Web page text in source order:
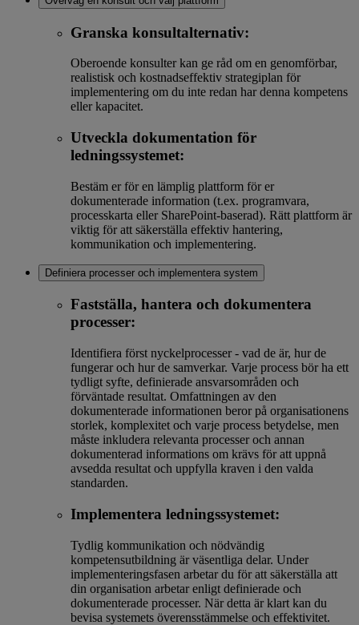
Granska konsultalternativ:
Oberoende konsulter kan ge råd om en genomförbar,
realistisk och kostnadseffektiv strategiplan för
implementering om du inte redan har denna kompetens
eller kapacitet.
Utveckla dokumentation för
ledningssystemet:
Bestäm er för en lämplig plattform för er
dokumenterade information (t.ex. programvara,
processkarta eller SharePoint-baserad). Rätt plattform är
viktig för att säkerställa effektiv hantering,
kommunikation och implementering.
Definiera processer och implementera system
Fastställa, hantera och dokumentera
processer:
Identifiera först nyckelprocesser - vad de är, hur de
fungerar och hur de samverkar. Varje process bör ha ett
tydligt syfte, definierade ansvarsområden och
förväntade resultat. Omfattningen av den
dokumenterade informationen beror på organisationens
storlek, komplexitet och varje process betydelse, men
måste inkludera relevanta processer och annan
dokumenterad informations om krävs för att uppnå
avsedda resultat och uppfylla kraven i den valda
standarden.
Implementera ledningssystemet:
Tydlig kommunikation och nödvändig
kompetensutbildning är väsentliga delar. Under
implementeringsfasen arbetar du för att säkerställa att
din organisation arbetar enligt definierade och
dokumenterade processer. När detta är klart kan du
bevisa systemets överensstämmelse och effektivitet.